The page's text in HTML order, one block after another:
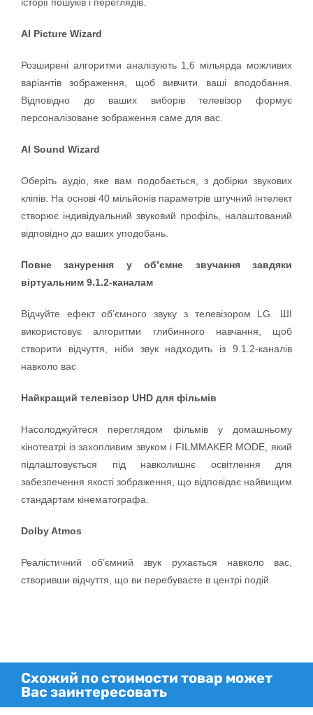
AI Picture Wizard
Розширені алгоритми аналізують 1,6 мільярда можливих
варіантів зображення, щоб вивчити ваші вподобання.
Відповідно до ваших виборів телевізор формує
персоналізоване зображення саме для вас.
AI Sound Wizard
Оберіть аудіо, яке вам подобається, з добірки звукових
кліпів. На основі 40 мільйонів параметрів штучний інтелект
створює індивідуальний звуковий профіль, налаштований
відповідно до ваших уподобань.
Повне занурення у об’ємне звучання завдяки
віртуальним 9.1.2-каналам
Відчуйте ефект об’ємного звуку з телевізором LG. ШІ
використовує алгоритми глибинного навчання, щоб
створити відчуття, ніби звук надходить із 9.1.2-каналів
навколо вас
Найкращий телевізор UHD для фільмів
Насолоджуйтеся переглядом фільмів у домашньому
кінотеатрі із захопливим звуком і FILMMAKER MODE, який
підлаштовується під навколишнє освітлення для
забезпечення якості зображення, що відповідає найвищим
стандартам кінематографа.
Dolby Atmos
Реалістичний об’ємний звук рухається навколо вас,
створивши відчуття, що ви перебуваєте в центрі подій.
Схожий по стоимости товар может
Вас заинтересовать